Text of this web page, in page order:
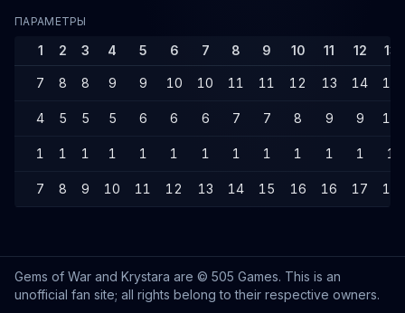
ПАРАМЕТРЫ
1 2 3 4 5 6 7 8 9 10 11 12 13
7 8 8 9 9 10 10 11 11 12 13 14 14
4 5 5 5 6 6 6 7 7 8 9 9 10
1 1 1 1 1 1 1 1 1 1 1 1 1
7 8 9 10 11 12 13 14 15 16 16 17 18
Gems of War and Krystara are © 505 Games. This is an
unofficial fan site; all rights belong to their respective owners.